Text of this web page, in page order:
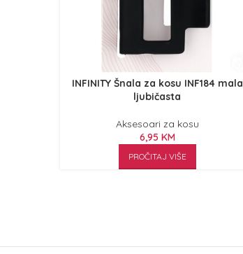
INFINITY Šnala za kosu INF184 mala
ljubičasta
Aksesoari za kosu
6,95 KM
PROČITAJ VIŠE